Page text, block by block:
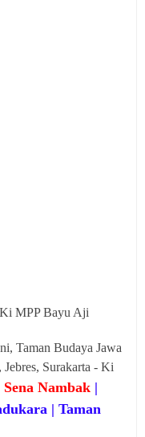
MPP Bayu Aji
Taman Budaya Jawa
Surakarta - Ki
Nambak |
| Taman